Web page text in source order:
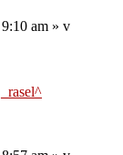
am » v
_rasel^